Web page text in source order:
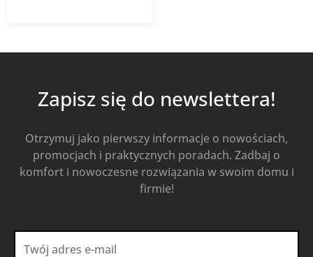
Zapisz się do newslettera!
Otrzymuj jako pierwszy informacje o nowościach,
promocjach i praktycznych poradach. Zadbaj o
komfort i nowoczesne rozwiązania w swoim domu i
firmie!